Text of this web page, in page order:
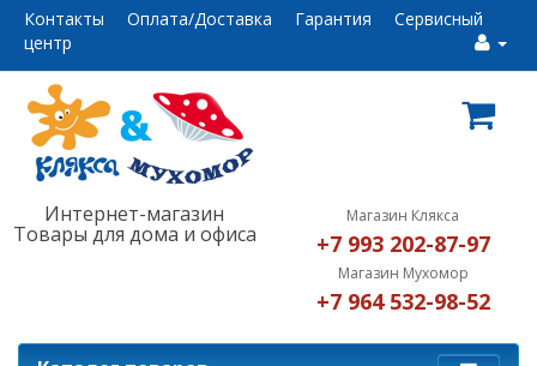
Контакты Оплата/Доставка Гарантия
Сервисный
центр
Интернет-магазин
Товары для дома и офиса
Магазин Клякса
+7 993 202-87-97
Магазин Мухомор
+7 964 532-98-52